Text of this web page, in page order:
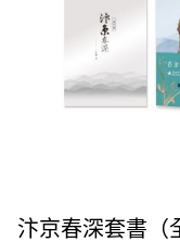
汴京春深套書（